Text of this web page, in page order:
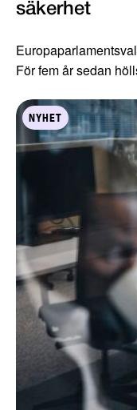
säkerhet
För fem år sedan
NYHET